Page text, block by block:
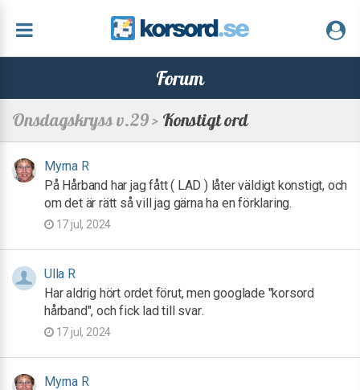
Forum
Onsdagskryss v.29 > Konstigt ord
Myrna R
På Hårband har jag fått ( LAD ) låter väldigt konstigt, och
om det är rätt så vill jag gärna ha en förklaring.
17 jul, 2024
Ulla R
Har aldrig hört ordet förut, men googlade "korsord
hårband", och fick lad till svar.
17 jul, 2024
Myrna R